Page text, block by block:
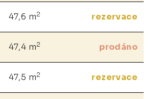
47,6 m2 rezervace
47,4 m2 prodáno
47,5 m2 rezervace